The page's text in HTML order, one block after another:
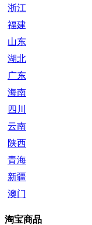
浙江
福建
山东
湖北
广东
海南
四川
云南
陕西
青海
新疆
澳门
淘宝商品